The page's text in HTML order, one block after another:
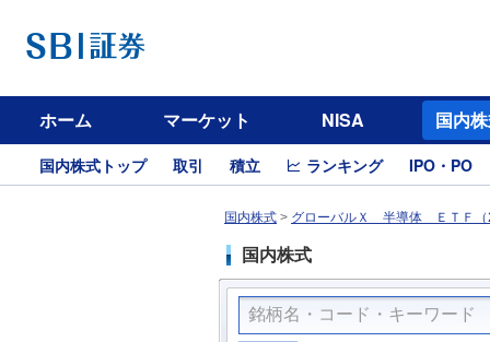
ホーム マーケット NISA 国内
国内株式トップ 取引 積立 ランキング IPO・PO
国内株式 > グローバルＸ 半導体 ＥＴＦ（
国内株式